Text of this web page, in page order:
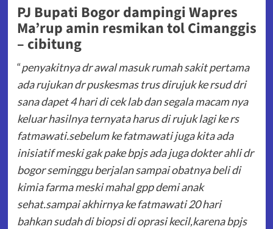
PJ Bupati Bogor dampingi Wapres
Ma’rup amin resmikan tol Cimanggis
– cibitung
“penyakitnya dr awal masuk rumah sakit pertama
ada rujukan dr puskesmas trus dirujuk ke rsud dri
sana dapet 4 hari di cek lab dan segala macam nya
keluar hasilnya ternyata harus di rujuk lagi ke rs
fatmawati.sebelum ke fatmawati juga kita ada
inisiatif meski gak pake bpjs ada juga dokter ahli dr
bogor seminggu berjalan sampai obatnya beli di
kimia farma meski mahal gpp demi anak
sehat.sampai akhirnya ke fatmawati 20 hari
bahkan sudah di biopsi di oprasi kecil,karena bpjs